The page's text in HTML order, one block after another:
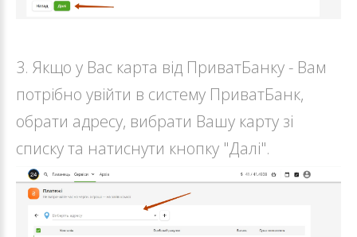
3. Якщо у Вас карта від ПриватБанку - Вам
потрібно увійти в систему ПриватБанк,
обрати адресу, вибрати Вашу карту зі
списку та натиснути кнопку "Далі".